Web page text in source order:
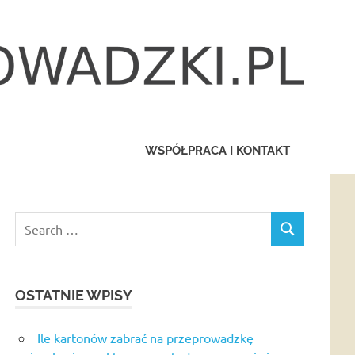
WSPÓŁPRACA I KONTAKT
SEARCH
OSTATNIE WPISY
Ile kartonów zabrać na przeprowadzkę